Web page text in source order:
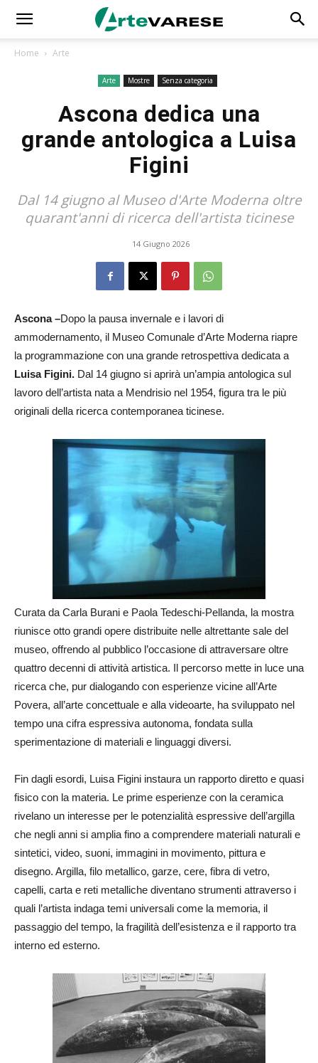
Home Arte
Arte Mostre Senza categoria
Ascona dedica una
grande antologica a Luisa
Figini
Dal 14 giugno al Museo d'Arte Moderna oltre
quarant'anni di ricerca dell'artista ticinese
14 Giugno 2026
Ascona –Dopo la pausa invernale e i lavori di
ammodernamento, il Museo Comunale d’Arte Moderna riapre
la programmazione con una grande retrospettiva dedicata a
Luisa Figini. Dal 14 giugno si aprirà un’ampia antologica sul
lavoro dell’artista nata a Mendrisio nel 1954, figura tra le più
originali della ricerca contemporanea ticinese.
Curata da Carla Burani e Paola Tedeschi-Pellanda, la mostra
riunisce otto grandi opere distribuite nelle altrettante sale del
museo, offrendo al pubblico l’occasione di attraversare oltre
quattro decenni di attività artistica. Il percorso mette in luce una
ricerca che, pur dialogando con esperienze vicine all’Arte
Povera, all’arte concettuale e alla videoarte, ha sviluppato nel
tempo una cifra espressiva autonoma, fondata sulla
sperimentazione di materiali e linguaggi diversi.
Fin dagli esordi, Luisa Figini instaura un rapporto diretto e quasi
fisico con la materia. Le prime esperienze con la ceramica
rivelano un interesse per le potenzialità espressive dell’argilla
che negli anni si amplia fino a comprendere materiali naturali e
sintetici, video, suoni, immagini in movimento, pittura e
disegno. Argilla, filo metallico, garze, cere, fibra di vetro,
capelli, carta e reti metalliche diventano strumenti attraverso i
quali l’artista indaga temi universali come la memoria, il
passaggio del tempo, la fragilità dell’esistenza e il rapporto tra
interno ed esterno.